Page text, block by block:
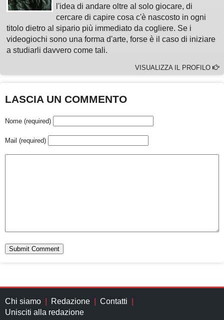
l'idea di andare oltre al solo giocare, di
cercare di capire cosa c'è nascosto in ogni
titolo dietro al sipario più immediato da cogliere. Se i
videogiochi sono una forma d'arte, forse è il caso di iniziare
a studiarli davvero come tali.
VISUALIZZA IL PROFILO
LASCIA UN COMMENTO
Nome (required)
Mail (required)
Chi siamo Redazione
Contatti
Unisciti alla redazione